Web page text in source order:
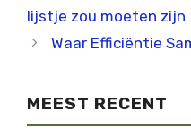
lijstje zou moeten zijn
Waar Efficiëntie
MEEST RECENT